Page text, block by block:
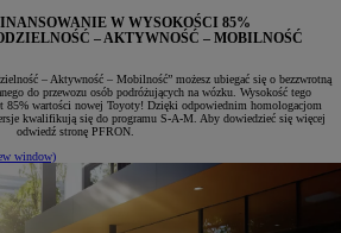
W WYSOKOŚCI 85%
– AKTYWNOŚĆ – MOBILNOŚĆ
– Aktywność – Mobilność” możesz ubiegać się o bezzwrotną
do przewozu osób podróżujących na wózku. Wysokość tego
85% wartości nowej Toyoty! Dzięki odpowiednim homologacjom
kwalifikują się do programu S-A-M. Aby dowiedzieć się więcej
odwiedź stronę PFRON.
window)